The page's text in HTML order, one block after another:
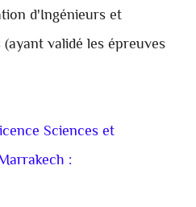
d'Ingénieurs et
validé les épreuves
Sciences et
: